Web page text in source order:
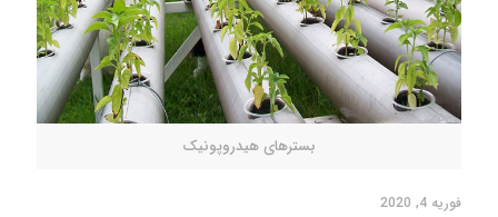
بسترهای هیدروپونیک
فوریه 4, 2020